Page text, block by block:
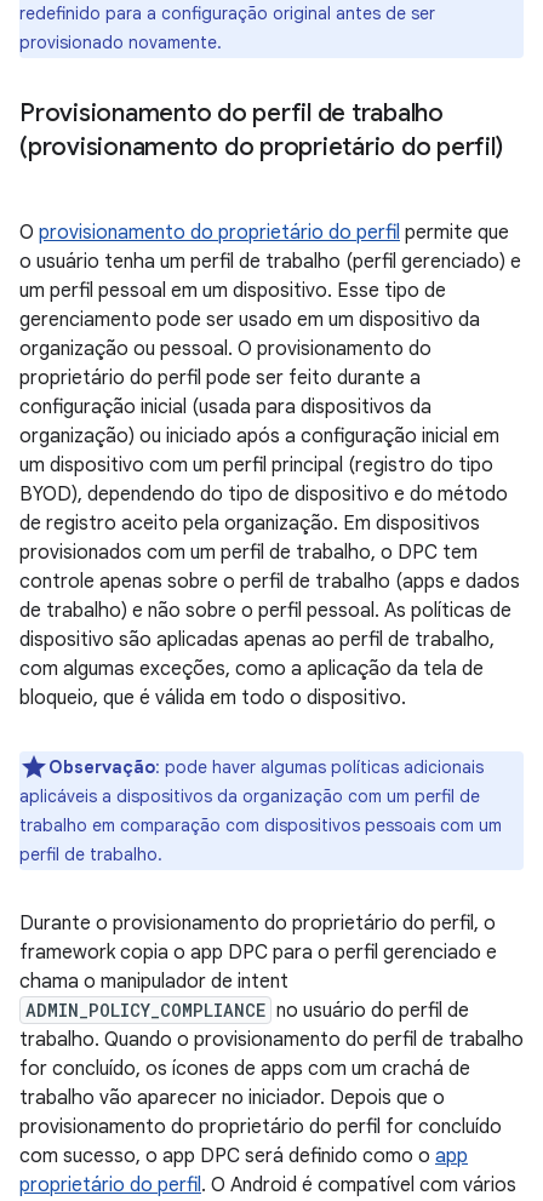
redefinido para a configuração original antes de ser
provisionado novamente.
Provisionamento do perfil de trabalho
(provisionamento do proprietário do perfil)
O provisionamento do proprietário do perfil permite que
o usuário tenha um perfil de trabalho (perfil gerenciado) e
um perfil pessoal em um dispositivo. Esse tipo de
gerenciamento pode ser usado em um dispositivo da
organização ou pessoal. O provisionamento do
proprietário do perfil pode ser feito durante a
configuração inicial (usada para dispositivos da
organização) ou iniciado após a configuração inicial em
um dispositivo com um perfil principal (registro do tipo
BYOD), dependendo do tipo de dispositivo e do método
de registro aceito pela organização. Em dispositivos
provisionados com um perfil de trabalho, o DPC tem
controle apenas sobre o perfil de trabalho (apps e dados
de trabalho) e não sobre o perfil pessoal. As políticas de
dispositivo são aplicadas apenas ao perfil de trabalho,
com algumas exceções, como a aplicação da tela de
bloqueio, que é válida em todo o dispositivo.
Observação: pode haver algumas políticas adicionais
aplicáveis a dispositivos da organização com um perfil de
trabalho em comparação com dispositivos pessoais com um
perfil de trabalho.
Durante o provisionamento do proprietário do perfil, o
framework copia o app DPC para o perfil gerenciado e
chama o manipulador de intent
ADMIN_POLICY_COMPLIANCE no usuário do perfil de
trabalho. Quando o provisionamento do perfil de trabalho
for concluído, os ícones de apps com um crachá de
trabalho vão aparecer no iniciador. Depois que o
provisionamento do proprietário do perfil for concluído
com sucesso, o app DPC será definido como o app
proprietário do perfil. O Android é compatível com vários